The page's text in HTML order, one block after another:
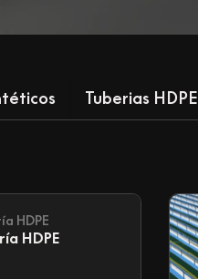
Tuberias HDPE
HDPE
HDPE